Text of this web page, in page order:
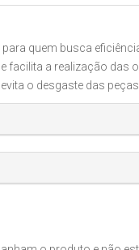
para quem busca
a realização das
o desgaste das